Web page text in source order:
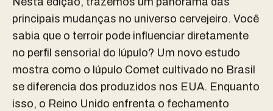
principais mudanças no universo cervejeiro. Você
sabia que o terroir pode influenciar diretamente
no perfil sensorial do lúpulo? Um novo estudo
mostra como o lúpulo Comet cultivado no Brasil
se diferencia dos produzidos nos EUA. Enquanto
isso, o Reino Unido enfrenta o fechamento